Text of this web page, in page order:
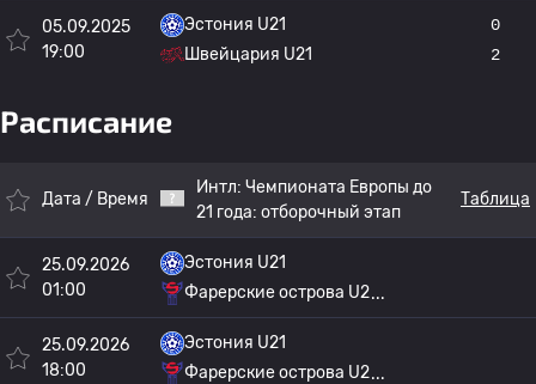
05.09.2025
19:00
Эстония U21
Швейцария U21
0
2
Расписание
Дата / Время
Интл: Чемпионата Европы до
21 года: отборочный этап
Таблица
25.09.2026
01:00
Эстония U21
Фарерские острова U2
25.09.2026
18:00
Эстония U21
Фарерские острова U2